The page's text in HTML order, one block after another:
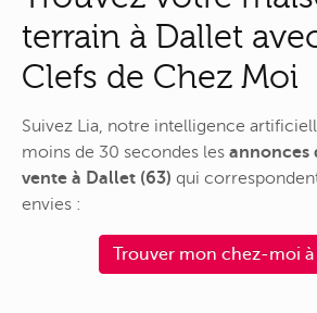
terrain à Dallet
Clefs de Chez Moi
Suivez Lia, notre intelligence
moins de 30 secondes les annonces
vente à Dallet (63) qui
envies :
Trouver mon chez-moi à